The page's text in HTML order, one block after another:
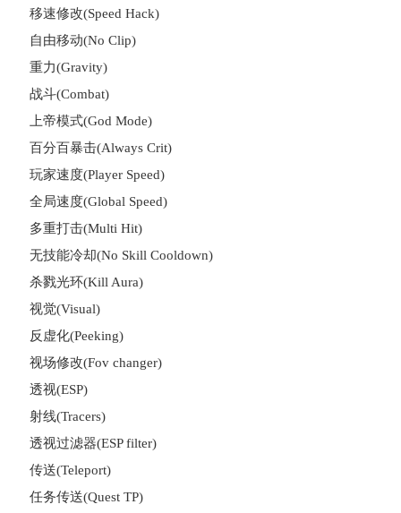
移速修改(Speed Hack)
自由移动(No Clip)
重力(Gravity)
战斗(Combat)
上帝模式(God Mode)
百分百暴击(Always Crit)
玩家速度(Player Speed)
全局速度(Global Speed)
多重打击(Multi Hit)
无技能冷却(No Skill Cooldown)
杀戮光环(Kill Aura)
视觉(Visual)
反虚化(Peeking)
视场修改(Fov changer)
透视(ESP)
射线(Tracers)
透视过滤器(ESP filter)
传送(Teleport)
任务传送(Quest TP)